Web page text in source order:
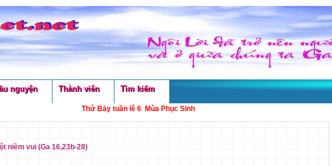
nguyện Thành viên Tìm kiếm
Thứ Bảy tuần lễ 6 Mùa Phục Sinh
niềm vui (Ga 16,23b-28)